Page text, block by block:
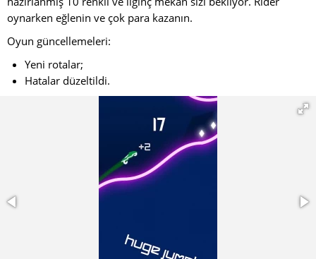
oynarken eğlenin ve çok para kazanın.
Oyun güncellemeleri:
Yeni rotalar;
Hatalar düzeltildi.